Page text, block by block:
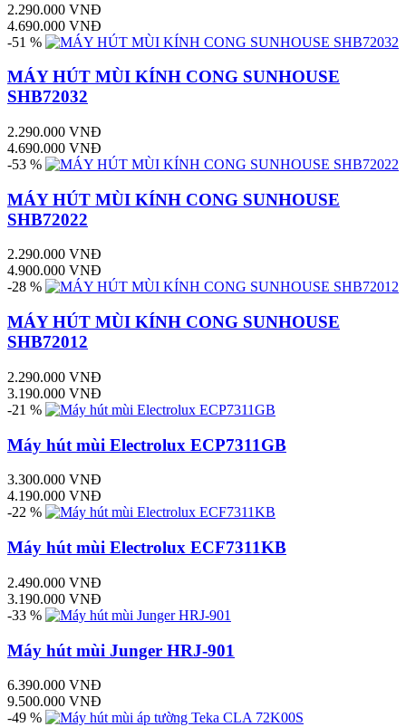
2.290.000 VNĐ
4.690.000 VNĐ
-51 %
MÁY HÚT MÙI KÍNH CONG SUNHOUSE
SHB72032
2.290.000 VNĐ
4.690.000 VNĐ
-53 %
MÁY HÚT MÙI KÍNH CONG SUNHOUSE
SHB72022
2.290.000 VNĐ
4.900.000 VNĐ
-28 %
MÁY HÚT MÙI KÍNH CONG SUNHOUSE
SHB72012
2.290.000 VNĐ
3.190.000 VNĐ
-21 %
Máy hút mùi Electrolux ECP7311GB
3.300.000 VNĐ
4.190.000 VNĐ
-22 %
Máy hút mùi Electrolux ECF7311KB
2.490.000 VNĐ
3.190.000 VNĐ
-33 %
Máy hút mùi Junger HRJ-901
6.390.000 VNĐ
9.500.000 VNĐ
-49 %